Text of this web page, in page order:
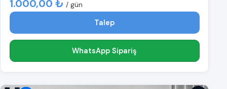
1.000,00 ₺ / gün
Talep
WhatsApp Sipariş